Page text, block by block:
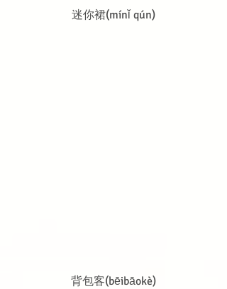
迷你裙(mínǐ qún)
背包客(bēibāokè)